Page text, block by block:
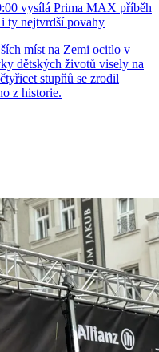
vysílá Prima MAX příběh
ty nejtvrdší povahy
míst na Zemi ocitlo v
dětských životů visely na
stupňů se zrodil
z historie.